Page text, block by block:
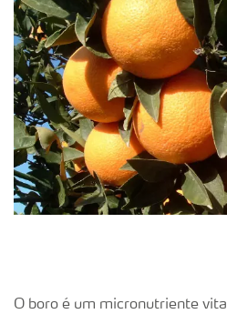
O boro é um micronutriente